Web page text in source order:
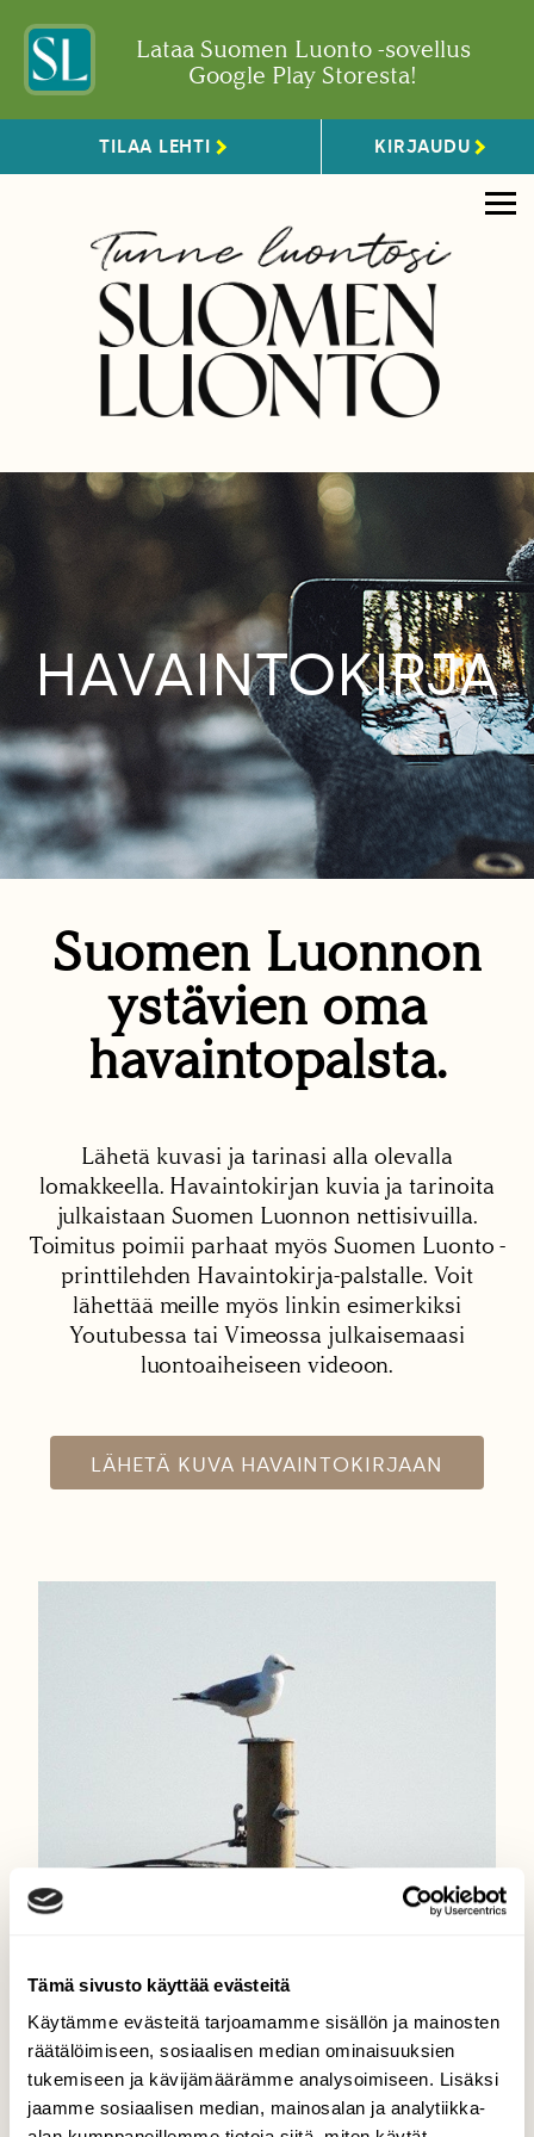
Tämä sivusto käyttää evästeitä
Käytämme evästeitä tarjoamamme sisällön ja mainosten
räätälöimiseen, sosiaalisen median ominaisuuksien
tukemiseen ja kävijämäärämme analysoimiseen. Lisäksi
jaamme sosiaalisen median, mainosalan ja analytiikka-
Lataa Suomen Luonto -sovellus
Google Play Storesta!
TILAA LEHTI KIRJAUDU
HAVAINTOKIRJA
Suomen Luonnon
ystävien oma
havaintopalsta.
Lähetä kuvasi ja tarinasi alla olevalla
lomakkeella. Havaintokirjan kuvia ja tarinoita
julkaistaan Suomen Luonnon nettisivuilla.
Toimitus poimii parhaat myös Suomen Luonto -
printtilehden Havaintokirja-palstalle. Voit
lähettää meille myös linkin esimerkiksi
Youtubessa tai Vimeossa julkaisemaasi
luontoaiheiseen videoon.
LÄHETÄ KUVA HAVAINTOKIRJAAN